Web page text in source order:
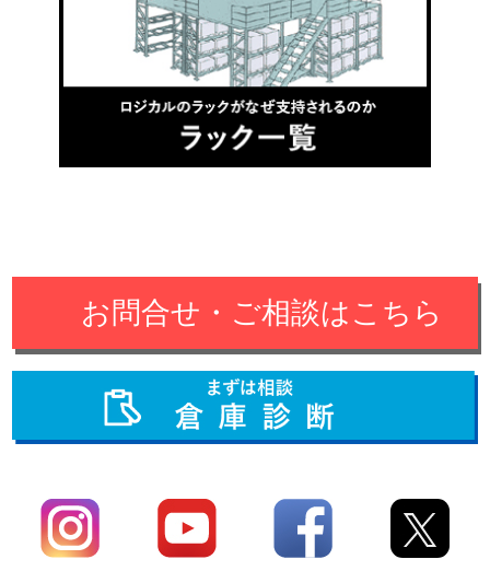
お問合せ・ご相談はこちら